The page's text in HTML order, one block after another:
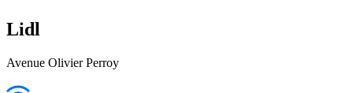
Lidl
Avenue Olivier Perroy